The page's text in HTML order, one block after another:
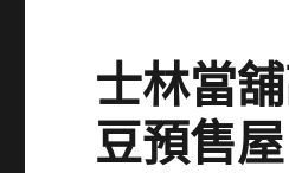
士林當
豆預售屋